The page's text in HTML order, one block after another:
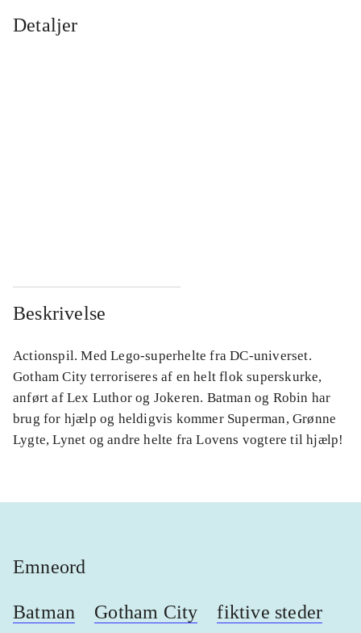
Detaljer
Beskrivelse
Actionspil. Med Lego-superhelte fra DC-universet.
Gotham City terroriseres af en helt flok superskurke,
anført af Lex Luthor og Jokeren. Batman og Robin har
brug for hjælp og heldigvis kommer Superman, Grønne
Lygte, Lynet og andre helte fra Lovens vogtere til hjælp!
Emneord
Batman Gotham City fiktive steder